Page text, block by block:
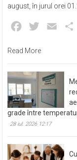
august, în jurul orei
Facebook
Twitter Email
Read More
grade între
28 iul. 2026 12:17